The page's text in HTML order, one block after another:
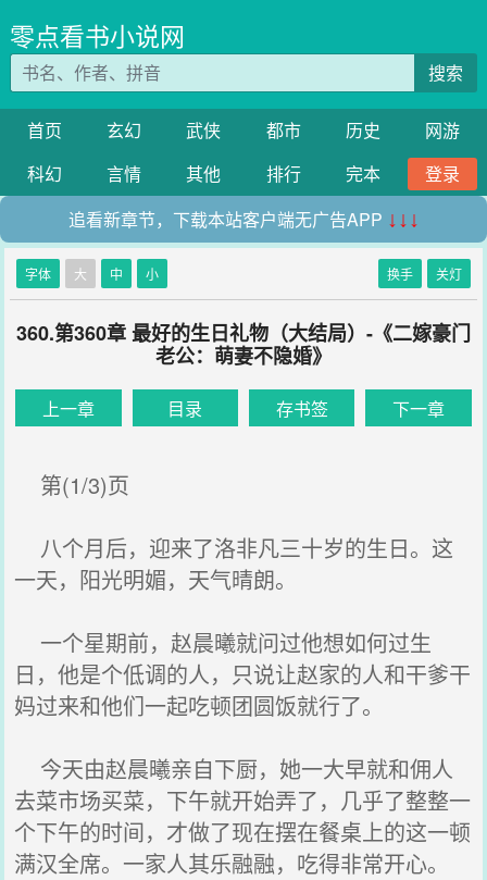
零点看书小说网
搜索
首页 玄幻 武侠 都市 历史
网游
科幻
言情 其他 排行 完本
登录
追看新章节，下载本站客户端无广告APP ↓↓↓
字体 大 中 小 换手 关灯
360.第360章 最好的生日礼物（大结局）-《二嫁豪门
老公：萌妻不隐婚》
上一章 目录 存书签 下一章
第(1/3)页
八个月后，迎来了洛非凡三十岁的生日。这
一天，阳光明媚，天气晴朗。
一个星期前，赵晨曦就问过他想如何过生
日，他是个低调的人，只说让赵家的人和干爹干
妈过来和他们一起吃顿团圆饭就行了。
今天由赵晨曦亲自下厨，她一大早就和佣人
去菜市场买菜，下午就开始弄了，几乎了整整一
个下午的时间，才做了现在摆在餐桌上的这一顿
满汉全席。一家人其乐融融，吃得非常开心。